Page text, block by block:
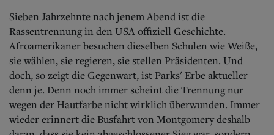
Sieben Jahrzehnte nach jenem Abend ist die
Rassentrennung in den USA offiziell Geschichte.
Afroamerikaner besuchen dieselben Schulen wie Weiße,
sie wählen, sie regieren, sie stellen Präsidenten. Und
doch, so zeigt die Gegenwart, ist Parks' Erbe aktueller
denn je. Denn noch immer scheint die Trennung nur
wegen der Hautfarbe nicht wirklich überwunden. Immer
wieder erinnert die Busfahrt von Montgomery deshalb